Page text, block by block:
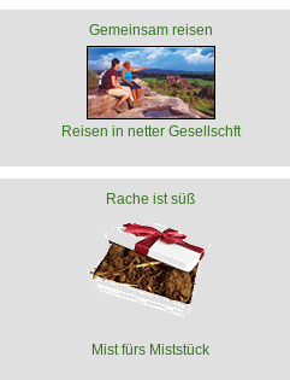
Gemeinsam reisen
Reisen in netter Gesellschft
Rache ist süß
Mist fürs Miststück